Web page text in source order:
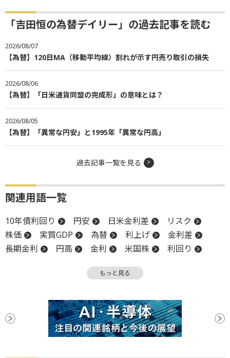
「吉田恒の為替デイリー」の過去記事を読む
2026/08/07
【為替】120日MA（移動平均線）割れが示す円売り取引の損失
2026/08/06
【為替】「日米通貨同盟の完成形」の意味とは？
2026/08/05
【為替】「異常な円安」と1995年「異常な円高」
過去記事一覧を見る
関連用語一覧
10年債利回り 円安 日米金利差
リスク
株価
実質GDP 為替 利上げ
金利差
長期金利
円高 金利 米国株
利回り
GDP デフレ
もっと見る